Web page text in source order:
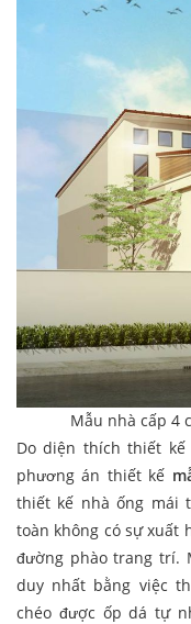
Mẫu nhà cấp 4
Do diện thích thiết
phương án thiết kế
thiết kế nhà ống mái
toàn không có sự xuất
đường phào trang trí.
duy nhất bằng việc
chéo được ốp dá tự